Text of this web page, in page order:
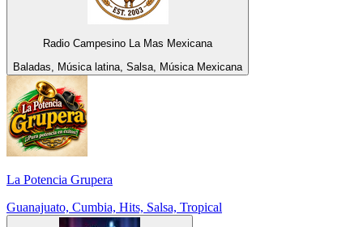
Radio Campesino La Mas Mexicana
Baladas, Música latina, Salsa, Música Mexicana
La Potencia Grupera
Guanajuato, Cumbia, Hits, Salsa, Tropical